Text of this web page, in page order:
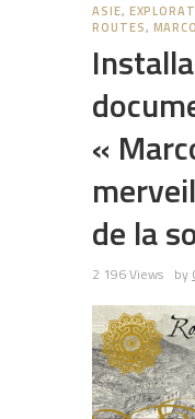
ASIE,
ROUTES,
«
de la
2 196 Views by